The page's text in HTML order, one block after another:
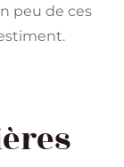
peu de ces